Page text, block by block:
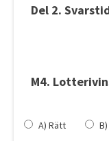
Del 2.
M4.
A) Rätt